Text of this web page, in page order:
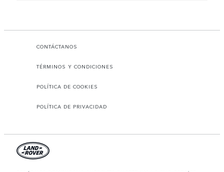
CONTÁCTANOS
TÉRMINOS Y CONDICIONES
POLÍTICA DE COOKIES
POLÍTICA DE PRIVACIDAD